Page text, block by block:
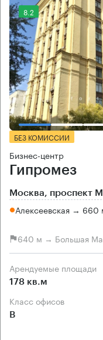
8.2
БЕЗ КОМИССИИ
Бизнес-центр
Гипромез
Москва, проспект
Алексеевская → 660
640 м → Большая
Арендуемые площади
178 кв.м
Класс офисов
B